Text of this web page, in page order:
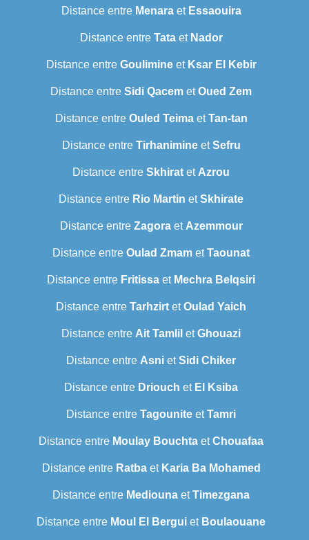
Distance entre Menaraet Essaouira
Distance entre Tataet Nador
Distance entre Goulimineet Ksar El Kebir
Distance entre Sidi Qacem etOued Zem
Distance entre Ouled TeimaetTan-tan
Distance entre TirhanimineetSefru
Distance entre Skhirat et Azrou
Distance entre Rio Martin etSkhirate
Distance entre Zagoraet Azemmour
Distance entre Oulad Zmam etTaounat
Distance entre Fritissa et Mechra Belqsiri
Distance entre Tarhzirt etOulad Yaich
Distance entre Ait Tamlil etGhouazi
Distance entre Asni etSidi Chiker
Distance entre Driouch et El Ksiba
Distance entre Tagounite etTamri
Distance entre Moulay Bouchta etChouafaa
Distance entre Ratbaet Karia Ba Mohamed
Distance entre Mediouna etTimezgana
Distance entre Moul El Bergui et Boulaouane